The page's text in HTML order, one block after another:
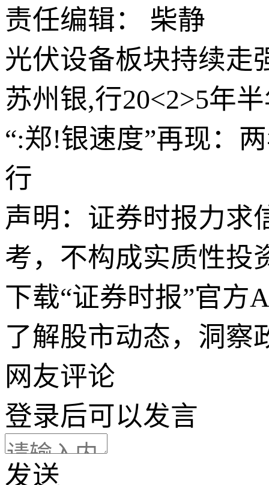
责任编辑： 柴静
光伏设备板块持续走
苏州银,行20<2>5年
“:郑!银速度”再现：
行
声明：证券时报力求
考，不构成实质性投
下载“证券时报”官方
了解股市动态，洞察
网友评论
登录后可以发言
发送